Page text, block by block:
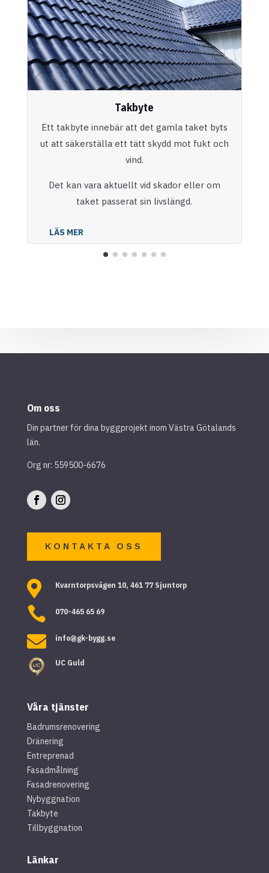
Takbyte
Ett takbyte innebär att det gamla taket byts
ut att säkerställa ett tätt skydd mot fukt och
vind.
Det kan vara aktuellt vid skador eller om
taket passerat sin livslängd.
LÄS MER
Om oss
Din partner för dina byggprojekt inom Västra Götalands
län.
Org nr: 559500-6676
KONTAKTA OSS
 Kvarntorpsvägen 10, 461 77 Sjuntorp
 070-465 65 69
 info@gk-bygg.se
UC Guld
Våra tjänster
Badrumsrenovering
Dränering
Entreprenad
Fasadmålning
Fasadrenovering
Nybyggnation
Takbyte
Tillbyggnation
Länkar